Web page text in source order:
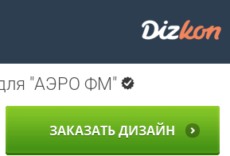
для "АЭРО ФМ"
ЗАКАЗАТЬ ДИЗАЙН